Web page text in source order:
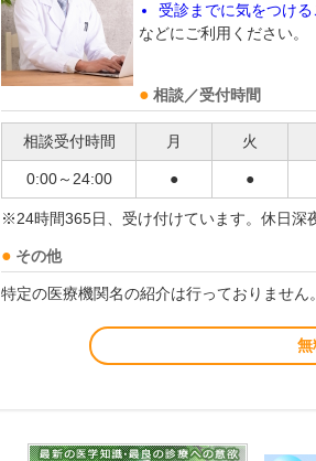
受診までに気をつける
などにご利用ください。
相談／受付時間
相談受付時間 月 火
0:00～24:00 ● ●
※24時間365日、受け付けています。休日深
その他
特定の医療機関名の紹介は行っておりません。
無